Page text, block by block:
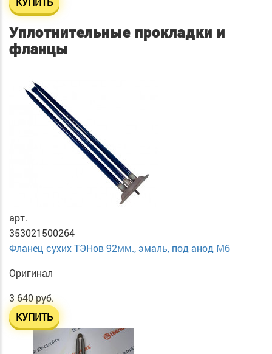
Уплотнительные прокладки и
фланцы
арт.
353021500264
Фланец сухих ТЭНов 92мм., эмаль, под анод М6
Оригинал
3 640 руб.
КУПИТЬ